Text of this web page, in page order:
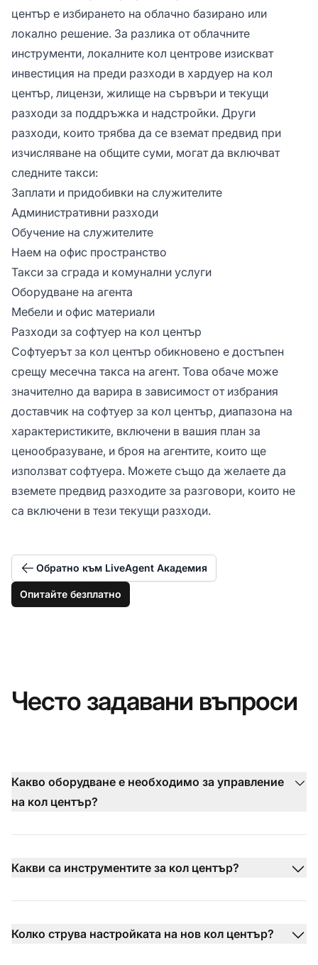
център е избирането на облачно базирано или
локално решение. За разлика от облачните
инструменти, локалните кол центрове изискват
инвестиция на преди разходи в хардуер на кол
център, лицензи, жилище на сървъри и текущи
разходи за поддръжка и надстройки. Други
разходи, които трябва да се вземат предвид при
изчисляване на общите суми, могат да включват
следните такси:
Заплати и придобивки на служителите
Административни разходи
Обучение на служителите
Наем на офис пространство
Такси за сграда и комунални услуги
Оборудване на агента
Мебели и офис материали
Разходи за софтуер на кол център
Софтуерът за кол център обикновено е достъпен
срещу месечна такса на агент. Това обаче може
значително да варира в зависимост от избрания
доставчик на софтуер за кол център, диапазона на
характеристиките, включени в вашия план за
ценообразуване, и броя на агентите, които ще
използват софтуера. Можете също да желаете да
вземете предвид разходите за разговори, които не
са включени в тези текущи разходи.
Обратно към LiveAgent Академия
Опитайте безплатно
Често задавани въпроси
Какво оборудване е необходимо за управление
на кол център?
Какви са инструментите за кол център?
Колко струва настройката на нов кол център?